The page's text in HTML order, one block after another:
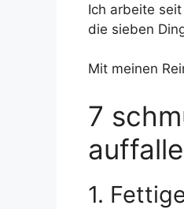
Ich arbeite
die sieben
Mit meinen
7
1.